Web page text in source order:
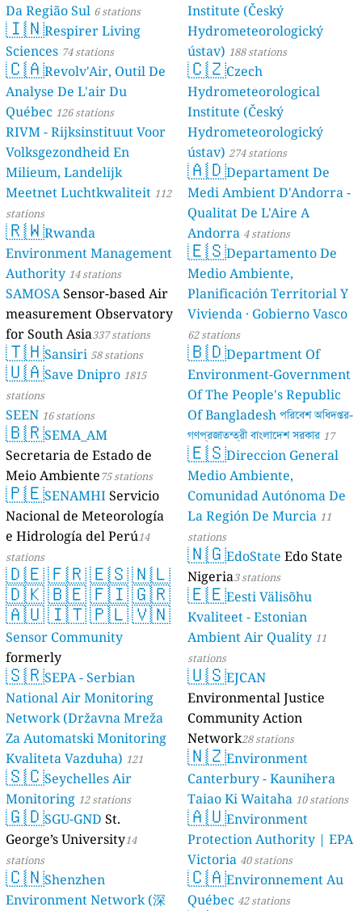
Institute (Český
Hydrometeorologický
ústav) 188 stations
🇨🇿Czech
Hydrometeorological
Institute (Český
Hydrometeorologický
ústav) 274 stations
🇦🇩Departament De
Medi Ambient D'Andorra -
Qualitat De L'Aire A
Andorra 4 stations
🇪🇸Departamento De
Medio Ambiente,
Planificación Territorial Y
Vivienda · Gobierno Vasco
62 stations
🇧🇩Department Of
Environment-Government
Of The People's Republic
Of Bangladesh পরিবেশ অধিদপ্তর-
গণপ্রজাতন্ত্রী বাংলাদেশ সরকার 17
stations
🇪🇸Direccion General
Medio Ambiente,
Comunidad Autónoma De
La Región De Murcia 11
stations
🇳🇬EdoStateEdo State
Nigeria3 stations
🇪🇪Eesti Välisõhu
Kvaliteet - Estonian
Ambient Air Quality 11
stations
🇺🇸EJCAN
Environmental Justice
Community Action
Network28 stations
🇳🇿Environment
Canterbury - Kaunihera
Taiao Ki Waitaha 10 stations
🇦🇺Environment
Protection Authority | EPA
Victoria 40 stations
🇨🇦Environnement Au
Québec 42 stations
Da Região Sul 6 stations
🇮🇳Respirer Living
Sciences 74 stations
🇨🇦Revolv'Air, Outil De
Analyse De L'air Du
Québec 126 stations
RIVM - Rijksinstituut Voor
Volksgezondheid En
Milieum, Landelijk
Meetnet Luchtkwaliteit 112
stations
🇷🇼Rwanda
Environment Management
Authority 14 stations
SAMOSASensor-based Air
measurement Observatory
for South Asia337 stations
🇹🇭Sansiri 58 stations
🇺🇦Save Dnipro 1815
stations
SEEN 16 stations
🇧🇷SEMA_AM
Secretaria de Estado de
Meio Ambiente75 stations
🇵🇪SENAMHIServicio
Nacional de Meteorología
e Hidrología del Perú14
stations
🇩🇪🇫🇷🇪🇸🇳🇱
🇩🇰🇧🇪🇫🇮🇬🇷
🇦🇺🇮🇹🇵🇱🇻🇳
Sensor Community
formerly
luftdaten.info35815 stations
🇸🇷SEPA - Serbian
National Air Monitoring
Network (Državna Mreža
Za Automatski Monitoring
Kvaliteta Vazduha) 121
stations
🇸🇨Seychelles Air
Monitoring 12 stations
🇬🇩SGU-GNDSt.
George’s University14
stations
🇨🇳Shenzhen
Environment Network (深